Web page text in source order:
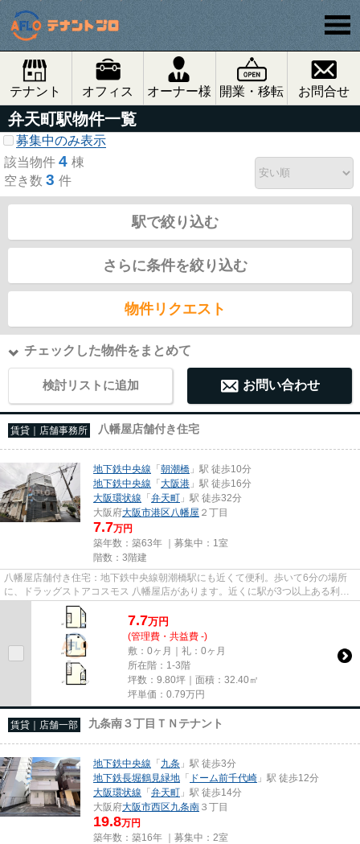
テナント オフィス オーナー様 開業・移転 お問合せ
弁天町駅物件一覧
募集中のみ表示
該当物件 4 棟
空き数 3 件
駅で絞り込む
さらに条件を絞り込む
物件リクエスト
チェックした物件をまとめて
検討リストに追加 お問い合わせ
賃貸｜店舗事務所 八幡屋店舗付き住宅
地下鉄中央線 「朝潮橋 」駅 徒歩10分
地下鉄中央線 「大阪港 」駅 徒歩16分
大阪環状線 「弁天町 」駅 徒歩32分
大阪府大阪市港区八幡屋 ２丁目
7.7万円
築年数：築63年 ｜募集中： 1室
階数：3階建
八幡屋店舗付き住宅：地下鉄中央線朝潮橋駅にも近くて便利。歩いて6分の場所
に、ドラッグストアコスモス 八幡屋店があります。近くに駅が3つ以上ある利便
性の高い物件です。駅まで徒歩...
7.7万円
(管理費・共益費 -)
敷：0ヶ月｜礼：0ヶ月
所在階：1-3階
坪数：9.80坪｜面積：32.40㎡
坪単価： 0.79万円
賃貸｜店舗一部 九条南３丁目ＴＮテナント
地下鉄中央線 「九条 」駅 徒歩3分
地下鉄長堀鶴見緑地 「 ドーム前千代崎 」駅 徒歩12分
大阪環状線 「弁天町 」駅 徒歩14分
大阪府大阪市西区九条南 ３丁目
19.8万円
築年数：築16年 ｜募集中： 2室